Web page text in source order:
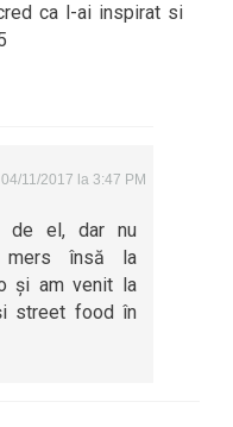
ca l-ai inspirat si
04/11/2017 la 3:47 PM
de el, dar nu
mers însă la
și am venit la
street food în